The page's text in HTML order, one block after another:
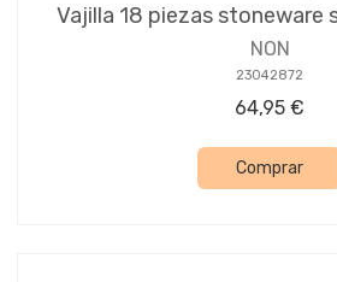
Vajilla 18 piezas stoneware
NON
23042872
64,95 €
Comprar